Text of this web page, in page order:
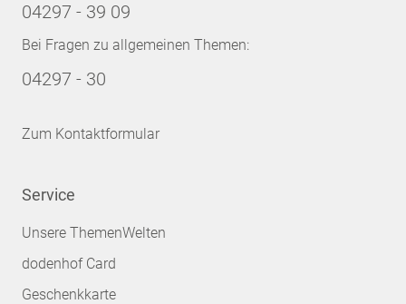
04297 - 39 09
Bei Fragen zu allgemeinen Themen:
04297 - 30
Zum Kontaktformular
Service
Unsere ThemenWelten
dodenhof Card
Geschenkkarte